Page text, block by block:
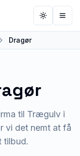
ToggleÅbn
Dragør
til Trægulv i
vi det nemt at få
tilbud.